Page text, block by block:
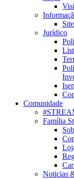
Jurídico
Comunidade
Família
Noticias